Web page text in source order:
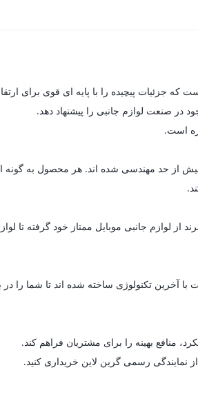
در صنعت لوازم جانبی را پیشنهاد دهد.
است.
بیش از حد مهندسی شده اند. هر محصول به
جانبی موبایل ممتاز خود گرفته تا
آخرین تکنولوژی ساخته شده اند تا شما را
منافع بهینه را برای مشتریان فراهم کند.
نمایندگی رسمی گرین لاین خریداری کنید.